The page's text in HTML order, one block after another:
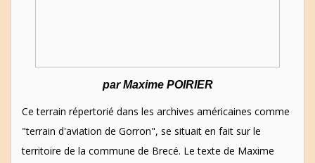
par Maxime POIRIER
Ce terrain répertorié dans les archives américaines comme
"terrain d'aviation de Gorron", se situait en fait sur le
territoire de la commune de Brecé. Le texte de Maxime